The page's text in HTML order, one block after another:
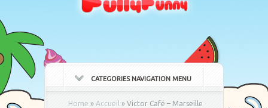
CATEGORIES NAVIGATION MENU
Home » Accueil » Victor Café – Marseille